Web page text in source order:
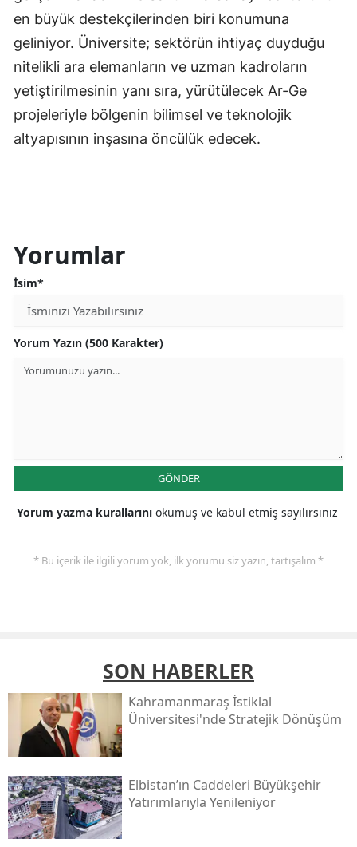
en büyük destekçilerinden biri konumuna
geliniyor. Üniversite; sektörün ihtiyaç duyduğu
nitelikli ara elemanların ve uzman kadroların
yetiştirilmesinin yanı sıra, yürütülecek Ar-Ge
projeleriyle bölgenin bilimsel ve teknolojik
altyapısının inşasına öncülük edecek.
Yorumlar
İsim*
Yorum Yazın (500 Karakter)
GÖNDER
Yorum yazma kurallarını okumuş ve kabul etmiş sayılırsınız
* Bu içerik ile ilgili yorum yok, ilk yorumu siz yazın, tartışalım *
SON HABERLER
Kahramanmaraş İstiklal
Üniversitesi'nde Stratejik Dönüşüm
Elbistan’ın Caddeleri Büyükşehir
Yatırımlarıyla Yenileniyor